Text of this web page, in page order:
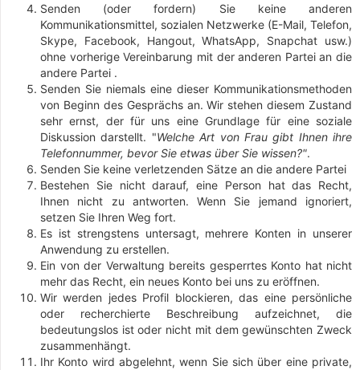
Senden (oder fordern) Sie keine anderen
Kommunikationsmittel, sozialen Netzwerke (E-Mail, Telefon,
Skype, Facebook, Hangout, WhatsApp, Snapchat usw.)
ohne vorherige Vereinbarung mit der anderen Partei an die
andere Partei .
Senden Sie niemals eine dieser Kommunikationsmethoden
von Beginn des Gesprächs an. Wir stehen diesem Zustand
sehr ernst, der für uns eine Grundlage für eine soziale
Diskussion darstellt. "Welche Art von Frau gibt Ihnen ihre
Telefonnummer, bevor Sie etwas über Sie wissen?".
Senden Sie keine verletzenden Sätze an die andere Partei
Bestehen Sie nicht darauf, eine Person hat das Recht,
Ihnen nicht zu antworten. Wenn Sie jemand ignoriert,
setzen Sie Ihren Weg fort.
Es ist strengstens untersagt, mehrere Konten in unserer
Anwendung zu erstellen.
Ein von der Verwaltung bereits gesperrtes Konto hat nicht
mehr das Recht, ein neues Konto bei uns zu eröffnen.
Wir werden jedes Profil blockieren, das eine persönliche
oder recherchierte Beschreibung aufzeichnet, die
bedeutungslos ist oder nicht mit dem gewünschten Zweck
zusammenhängt.
Ihr Konto wird abgelehnt, wenn Sie sich über eine private,